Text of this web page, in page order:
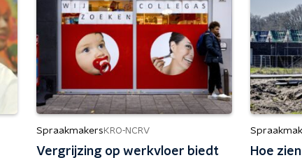
Spraakmakers KRO-NCRV
Vergrijzing op werkvloer biedt
Hoe